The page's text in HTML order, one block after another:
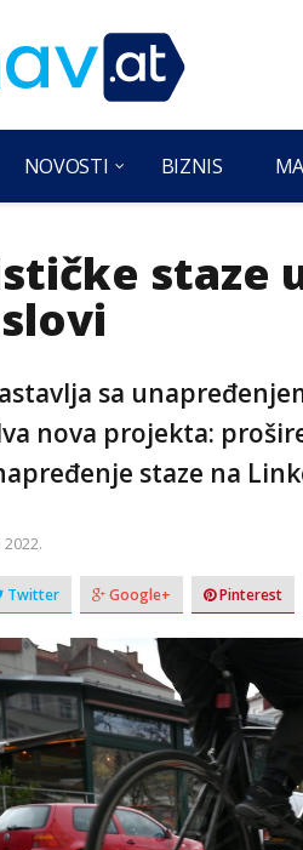
NOVOSTI BIZNIS
staze
sa
nova projekta:
staze na
2022.
Twitter Google+ Pinterest